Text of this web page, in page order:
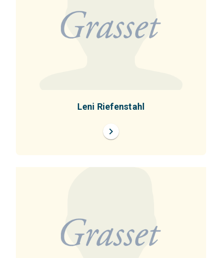
Leni Riefenstahl
chevron_right